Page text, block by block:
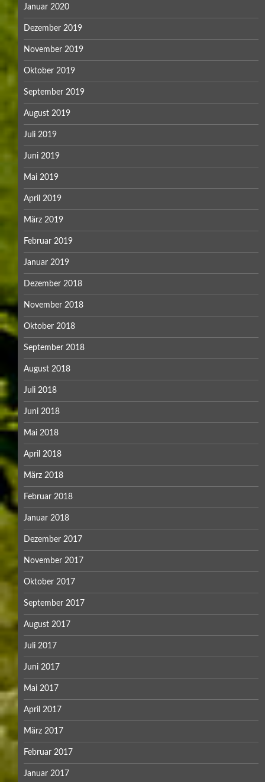
Januar 2020
Dezember 2019
November 2019
Oktober 2019
September 2019
August 2019
Juli 2019
Juni 2019
Mai 2019
April 2019
März 2019
Februar 2019
Januar 2019
Dezember 2018
November 2018
Oktober 2018
September 2018
August 2018
Juli 2018
Juni 2018
Mai 2018
April 2018
März 2018
Februar 2018
Januar 2018
Dezember 2017
November 2017
Oktober 2017
September 2017
August 2017
Juli 2017
Juni 2017
Mai 2017
April 2017
März 2017
Februar 2017
Januar 2017